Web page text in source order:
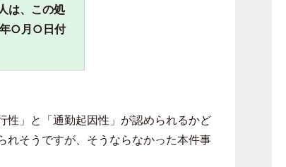
は、この処
年○ 月 ○日付
性」と「通勤起因性」が認められるかど
れそうですが、そうならなかった本件事